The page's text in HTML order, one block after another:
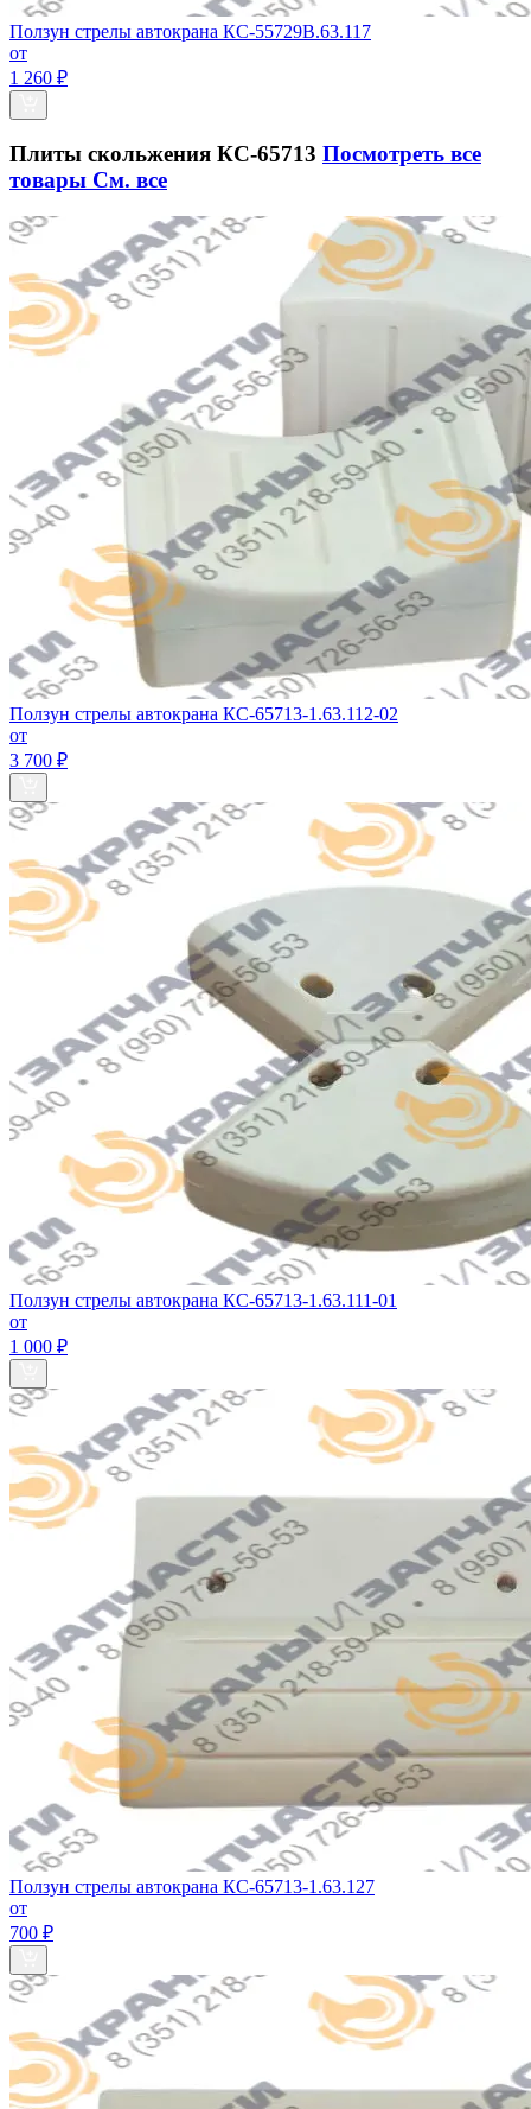
Ползун стрелы автокрана КС-55729В.63.117
от
1 260 ₽
Плиты скольжения КС-65713 Посмотреть все
товары См. все
Ползун стрелы автокрана КС-65713-1.63.112-02
от
3 700 ₽
Ползун стрелы автокрана КС-65713-1.63.111-01
от
1 000 ₽
Ползун стрелы автокрана КС-65713-1.63.127
от
700 ₽